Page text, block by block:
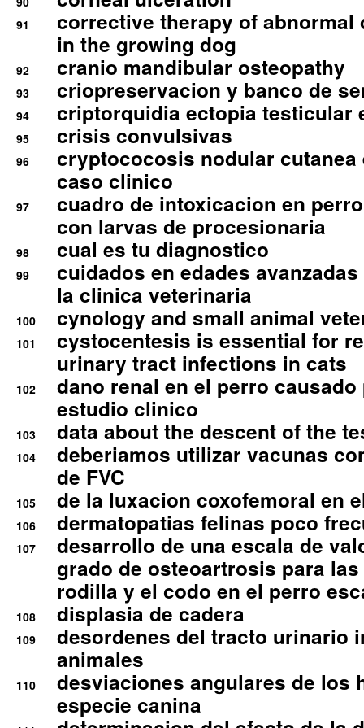
91
corrective therapy of abnormal
in the growing dog
92 cranio mandibular osteopathy
93 criopreservacion y banco de
94 criptorquidia ectopia testicular
95 crisis convulsivas
96
cryptococosis nodular cutanea
caso clinico
97
cuadro de intoxicacion en
con larvas de procesionaria
98 cual es tu diagnostico
99
cuidados en edades
la clinica veterinaria
100 cynology and small animal
101
cystocentesis is essential for
urinary tract infections in cats
102
dano renal en el perro
estudio clinico
103 data about the descent of the
104
deberiamos utilizar vacunas
de FVC
105 de la luxacion coxofemoral en
106 dermatopatias felinas poco
107
desarrollo de una escala de
grado de osteoartrosis para
rodilla y el codo en el perro
108 displasia de cadera
109
desordenes del tracto urinario
animales
110
desviaciones angulares de los
especie canina